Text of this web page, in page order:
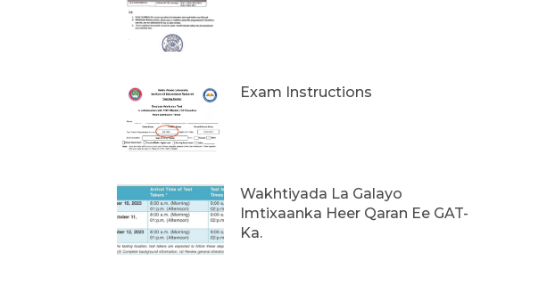
Exam Instructions
Wakhtiyada La Galayo
Imtixaanka Heer Qaran Ee GAT-
Ka.